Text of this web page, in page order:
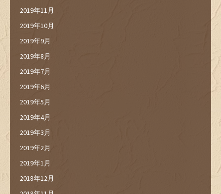
2019年11月
2019年10月
2019年9月
2019年8月
2019年7月
2019年6月
2019年5月
2019年4月
2019年3月
2019年2月
2019年1月
2018年12月